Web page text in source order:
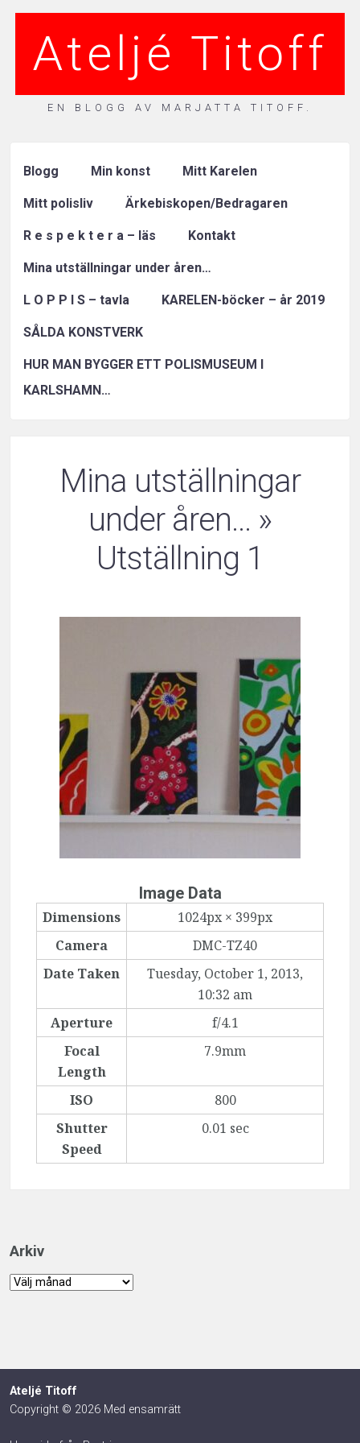
Ateljé Titoff
EN BLOGG AV MARJATTA TITOFF.
Blogg Min konst Mitt Karelen
Mitt polisliv Ärkebiskopen/Bedragaren
R e s p e k t e r a – läs Kontakt
Mina utställningar under åren…
L O P P I S – tavla KARELEN-böcker – år 2019
SÅLDA KONSTVERK
HUR MAN BYGGER ETT POLISMUSEUM I
KARLSHAMN…
Mina utställningar
under åren… »
Utställning 1
Image Data
Dimensions
1024px × 399px
Camera
DMC-TZ40
Date Taken
Tuesday, October 1, 2013,
10:32 am
Aperture
f/4.1
Focal
Length
7.9mm
ISO
800
Shutter
Speed
0.01 sec
Arkiv
Arkiv
Ateljé Titoff
Copyright © 2026 Med ensamrätt